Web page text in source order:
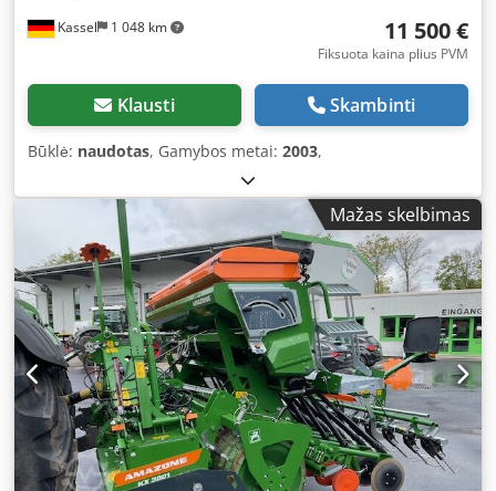
Kassel 1 048 km 11 500 €
Fiksuota kaina plius PVM
Klausti Skambinti
Būklė: naudotas, Gamybos metai: 2003,
Mažas skelbimas